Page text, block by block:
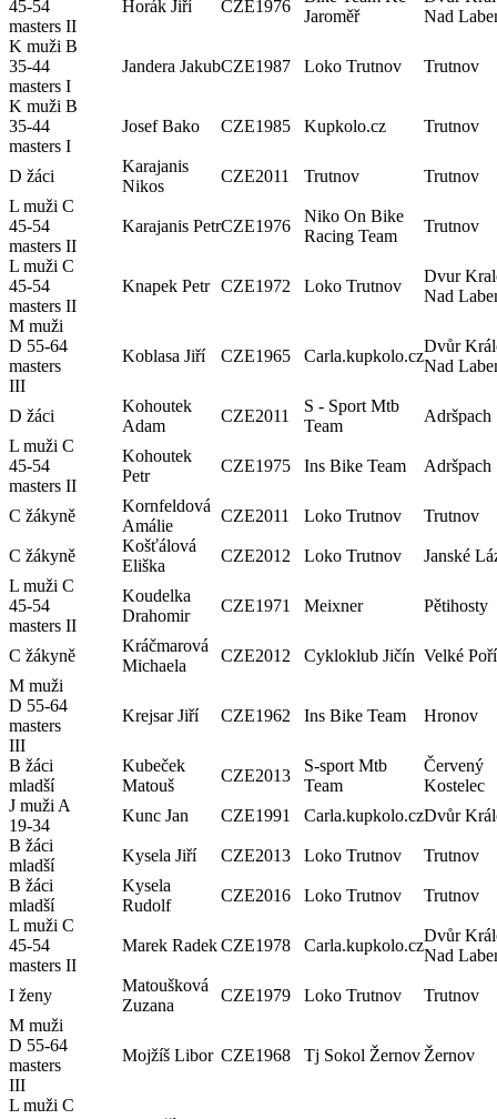
45-54
masters II
Horák Jiří CZE1976
Jaroměř
Nad
K muži B
35-44
masters I
Jandera JakubCZE1987 Loko Trutnov Trutnov
K muži B
35-44
masters I
Josef Bako CZE1985 Kupkolo.cz Trutnov
D žáci
Karajanis
Nikos
CZE2011 Trutnov
Trutnov
L muži C
45-54
masters II
Karajanis PetrCZE1976
Niko On Bike
Racing Team
Trutnov
L muži C
45-54
masters II
Knapek Petr CZE1972 Loko Trutnov
Dvur
Nad
M muži
D 55-64
masters
III
Koblasa Jiří CZE1965 Carla.kupkolo.cz
Dvůr
Nad
D žáci
Kohoutek
Adam
CZE2011
S - Sport Mtb
Team
Adršpach
L muži C
45-54
masters II
Kohoutek
Petr
CZE1975 Ins Bike Team Adršpach
C žákyně
Kornfeldová
Amálie
CZE2011 Loko Trutnov Trutnov
C žákyně
Košťálová
Eliška
CZE2012 Loko Trutnov
Janské
L muži C
45-54
masters II
Koudelka
Drahomir
CZE1971 Meixner Pětihosty
C žákyně
Kráčmarová
Michaela
CZE2012 Cykloklub Jičín Velké
M muži
D 55-64
masters
III
Krejsar Jiří CZE1962 Ins Bike Team Hronov
B žáci
mladší
Kubeček
Matouš
CZE2013
S-sport Mtb
Team
Červený
Kostelec
J muži A
19-34
Kunc Jan CZE1991 Carla.kupkolo.czDvůr
B žáci
mladší
Kysela Jiří CZE2013 Loko Trutnov
Trutnov
B žáci
mladší
Kysela
Rudolf
CZE2016 Loko Trutnov
Trutnov
L muži C
45-54
masters II
Marek RadekCZE1978 Carla.kupkolo.cz
Dvůr
Nad
I ženy
Matoušková
Zuzana
CZE1979 Loko Trutnov
Trutnov
M muži
D 55-64
masters
III
Mojžíš Libor CZE1968 Tj Sokol Žernov Žernov
L muži C